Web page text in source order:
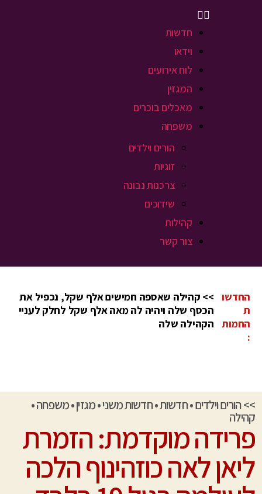
חדשות
וידאו
לוח אירועים
המגזין
מאכלים בוכרים
משפחה
הורים וילדים
זוגיות
צרכנות נבונה
שידוכים
קהילות
צור קשר
החדשו
ת
החמות
>> קהילה שאספה חמישים אלף שקל, נכפיל את
הכסף שלה ויהיה לה מאה אלף שקל לחלק לעניי
הקהילה שלה
>>הורים וילדים•חדשות•חדשות משני•מגזין•משפחה•
קהילה
פרידה מוקדמת: הזמרת
ליאן לאה כוזהינוף הלכה